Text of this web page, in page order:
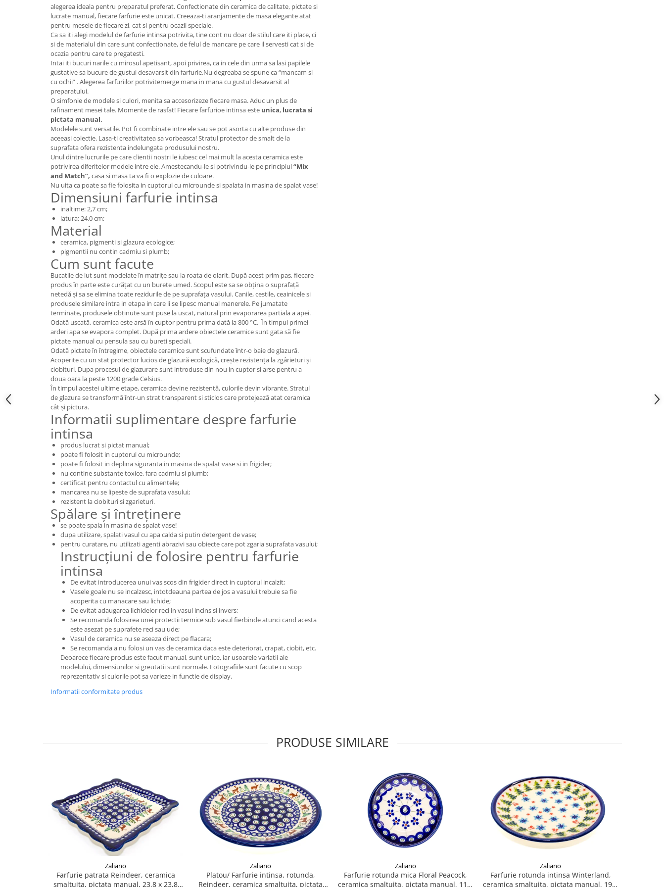
Colectia Wild Hearts
Colectia Blue Spring
alegerea ideala pentru preparatul preferat. Confectionate din ceramica de calitate, pictate si
lucrate manual, fiecare farfurie este unicat. Creeaza-ti aranjamente de masa elegante atat
pentru mesele de fiecare zi, cat si pentru ocazii speciale.
Ca sa iti alegi modelul de farfurie intinsa potrivita, tine cont nu doar de stilul care iti place, ci
si de materialul din care sunt confectionate, de felul de mancare pe care il servesti cat si de
ocazia pentru care te pregatesti.
Intai iti bucuri narile cu mirosul apetisant, apoi privirea, ca in cele din urma sa lasi papilele
gustative sa bucure de gustul desavarsit din farfurie.Nu degreaba se spune ca “mancam si
cu ochii” . Alegerea farfuriilor potrivitemerge mana in mana cu gustul desavarsit al
preparatului.
O simfonie de modele si culori, menita sa accesorizeze fiecare masa. Aduc un plus de
rafinament mesei tale. Momente de rasfat! Fiecare farfurioe intinsa este unica, lucrata si
pictata manual.
Modelele sunt versatile. Pot fi combinate intre ele sau se pot asorta cu alte produse din
aceeasi colectie. Lasa-ti creativitatea sa vorbeasca! Stratul protector de smalt de la
suprafata ofera rezistenta indelungata produsului nostru.
Unul dintre lucrurile pe care clientii nostri le iubesc cel mai mult la acesta ceramica este
potrivirea diferitelor modele intre ele. Amestecandu-le si potrivindu-le pe principiul“Mix
and Match”, casa si masa ta va fi o explozie de culoare.
Nu uita ca poate sa fie folosita in cuptorul cu microunde si spalata in masina de spalat vase!
Dimensiuni farfurie intinsa
inaltime: 2,7 cm;
latura: 24,0 cm;
Material
ceramica, pigmenti si glazura ecologice;
pigmentii nu contin cadmiu si plumb;
Cum sunt facute
Bucatile de lut sunt modelate în matrițe sau la roata de olarit. După acest prim pas, fiecare
produs în parte este curățat cu un burete umed. Scopul este sa se obțina o suprafață
netedă și sa se elimina toate rezidurile de pe suprafața vasului. Canile, cestile, ceainicele si
produsele similare intra in etapa in care li se lipesc manual manerele. Pe jumatate
terminate, produsele obținute sunt puse la uscat, natural prin evaporarea partiala a apei.
Odată uscată, ceramica este arsă în cuptor pentru prima dată la 800 °C. În timpul primei
arderi apa se evapora complet. După prima ardere obiectele ceramice sunt gata să fie
pictate manual cu pensula sau cu bureti speciali.
Odată pictate în întregime, obiectele ceramice sunt scufundate într-o baie de glazură.
Acoperite cu un stat protector lucios de glazură ecologică, crește rezistența la zgârieturi și
ciobituri. Dupa procesul de glazurare sunt introduse din nou in cuptor si arse pentru a
doua oara la peste 1200 grade Celsius.
În timpul acestei ultime etape, ceramica devine rezistentă, culorile devin vibrante. Stratul
de glazura se transformă într-un strat transparent si sticlos care protejează atat ceramica
cât și pictura.
Informatii suplimentare despre farfurie
intinsa
produs lucrat si pictat manual;
poate fi folosit in cuptorul cu microunde;
poate fi folosit in deplina siguranta in masina de spalat vase si in frigider;
nu contine substante toxice, fara cadmiu si plumb;
certificat pentru contactul cu alimentele;
mancarea nu se lipeste de suprafata vasului;
rezistent la ciobituri si zgarieturi.
Spălare și întreținere
se poate spala in masina de spalat vase!
dupa utilizare, spalati vasul cu apa calda si putin detergent de vase;
pentru curatare, nu utilizati agenti abrazivi sau obiecte care pot zgaria suprafata vasului;
Instrucțiuni de folosire pentru farfurie
intinsa
De evitat introducerea unui vas scos din frigider direct in cuptorul incalzit;
Vasele goale nu se incalzesc, intotdeauna partea de jos a vasului trebuie sa fie
acoperita cu manacare sau lichide;
De evitat adaugarea lichidelor reci in vasul incins si invers;
Se recomanda folosirea unei protectii termice sub vasul fierbinde atunci cand acesta
este asezat pe suprafete reci sau ude;
Vasul de ceramica nu se aseaza direct pe flacara;
Se recomanda a nu folosi un vas de ceramica daca este deteriorat, crapat, ciobit, etc.
Deoarece fiecare produs este facut manual, sunt unice, iar usoarele variatii ale
modelului, dimensiunilor si greutatii sunt normale. Fotografiile sunt facute cu scop
reprezentativ si culorile pot sa varieze in functie de display.
Informatii conformitate produs
PRODUSE SIMILARE
Zaliano
Farfurie patrata Reindeer, ceramica
smaltuita, pictata manual, 23,8 x 23,8
Zaliano
Platou/ Farfurie intinsa, rotunda,
Reindeer, ceramica smaltuita, pictata
Zaliano
Farfurie rotunda mica Floral Peacock,
ceramica smaltuita, pictata manual, 11,6
Zaliano
Farfurie rotunda intinsa Winterland,
ceramica smaltuita, pictata manual, 19,5